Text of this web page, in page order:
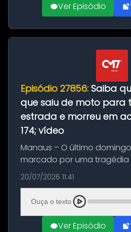
Ver Episódio
Episódio 27856: Saiba
que saiu de moto para
estrada e morreu em
174; vídeo
Manaus – O último
marcado por uma
resultou na morte precoce
BR-174, na zona rural de
com destino a um típico
20/07/2026 11:41
Ouça o texto
Ver Episódio